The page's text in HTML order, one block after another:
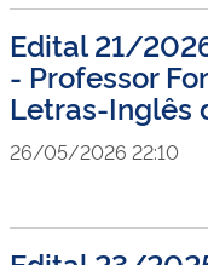
Edital 21/
- Professor
Letras-Inglês
26/05/2026 22:10